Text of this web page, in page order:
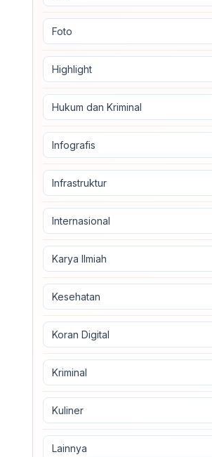
Foto
Highlight
Hukum dan Kriminal
Infografis
Infrastruktur
Internasional
Karya Ilmiah
Kesehatan
Koran Digital
Kriminal
Kuliner
Lainnya